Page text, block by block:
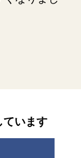
います